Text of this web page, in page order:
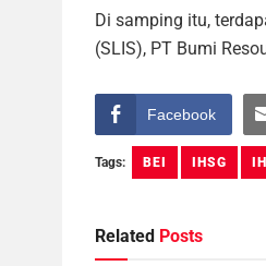
Di samping itu,
(SLIS), PT Bumi
Facebook
Tags: BEI IHSG
Related Posts